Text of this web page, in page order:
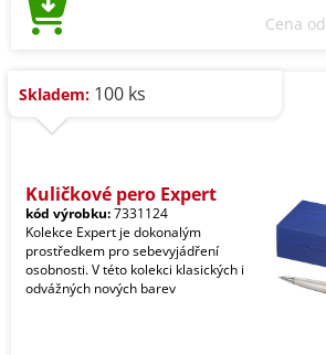
Cena od
Skladem: 100 ks
Kuličkové pero Expert
kód výrobku:7331124
Kolekce Expert je dokonalým
prostředkem pro sebevyjádření
osobnosti. V této kolekci klasických i
odvážných nových barev